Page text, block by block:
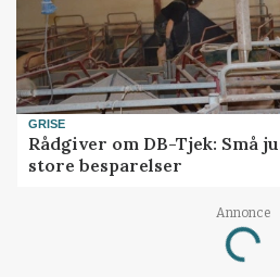
GRISE
Rådgiver om DB-Tjek: Små
store besparelser
Annonce
Loading...